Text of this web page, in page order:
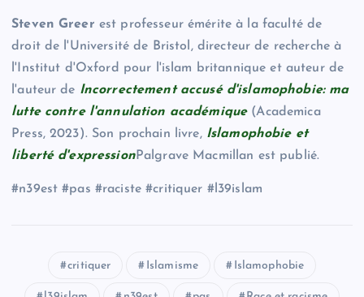
Steven Greer est professeur émérite à la faculté de
droit de l'Université de Bristol, directeur de recherche à
l'Institut d'Oxford pour l'islam britannique et auteur de
l'auteur de Incorrectement accusé d'islamophobie: ma
lutte contre l'annulation académique(Academica
Press, 2023). Son prochain livre, Islamophobie et
liberté d'expressionPalgrave Macmillan est publié.
#n39est #pas #raciste #critiquer #l39islam
critiquer Islamisme Islamophobie